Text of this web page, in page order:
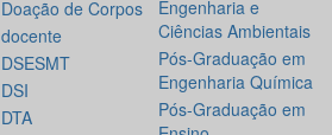
Doação de Corpos
docente
DSESMT
DSI
DTA
Engenharia e
Ciências Ambientais
Pós-Graduação em
Engenharia Química
Pós-Graduação em